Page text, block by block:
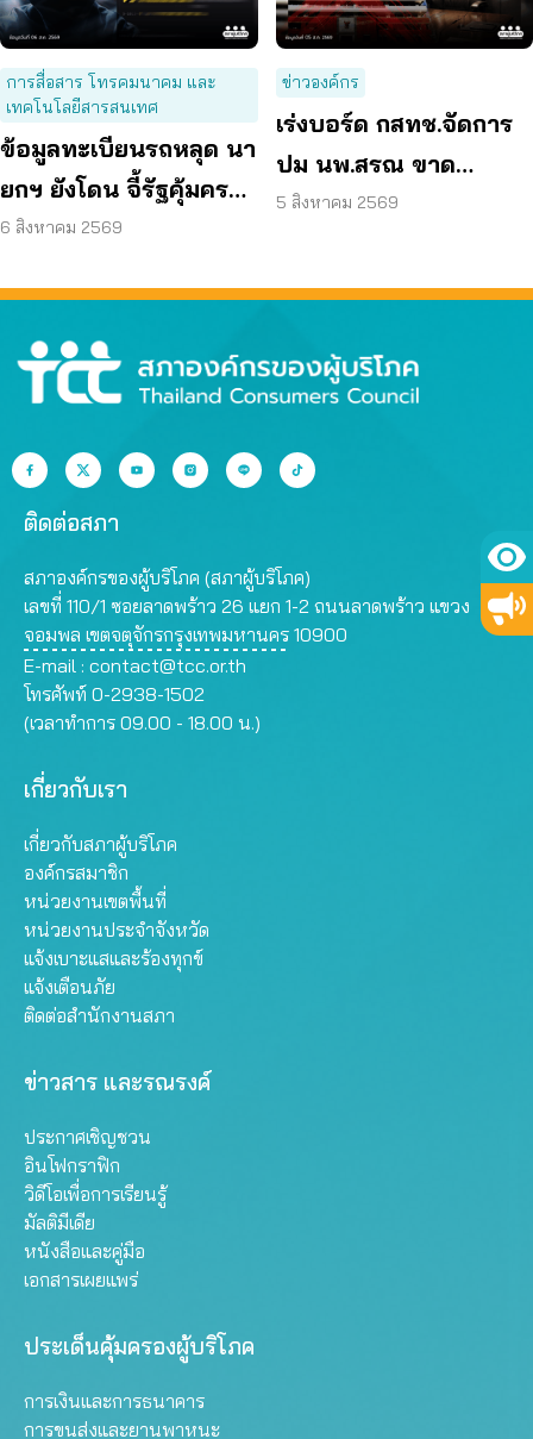
การสื่อสาร โทรคมนาคม และ
เทคโนโลยีสารสนเทศ
ข้อมูลทะเบียนรถหลุด นา
ยกฯ ยังโดน จี้รัฐคุ้มครอง
ข้อมูลส่วนบุคคล
6 สิงหาคม 2569
ข่าวองค์กร
เร่งบอร์ด กสทช.จัดการ
ปม นพ.สรณ ขาด
คุณสมบัติ ตามมติ
5 สิงหาคม 2569
ติดต่อสภา
สภาองค์กรของผู้บริโภค (สภาผู้บริโภค)
เลขที่ 110/1 ซอยลาดพร้าว 26 แยก 1-2 ถนนลาดพร้าว แขวง
จอมพล เขตจตุจักรกรุงเทพมหานคร 10900
E-mail : contact@tcc.or.th
โทรศัพท์ 0-2938-1502
(เวลาทำการ 09.00 - 18.00 น.)
เกี่ยวกับเรา
เกี่ยวกับสภาผู้บริโภค
องค์กรสมาชิก
หน่วยงานเขตพื้นที่
หน่วยงานประจำจังหวัด
แจ้งเบาะแสและร้องทุกข์
แจ้งเตือนภัย
ติดต่อสำนักงานสภา
ข่าวสาร และรณรงค์
ประกาศเชิญชวน
อินโฟกราฟิก
วิดีโอเพื่อการเรียนรู้
มัลติมีเดีย
หนังสือและคู่มือ
เอกสารเผยแพร่
ประเด็นคุ้มครองผู้บริโภค
การเงินและการธนาคาร
การขนส่งและยานพาหนะ